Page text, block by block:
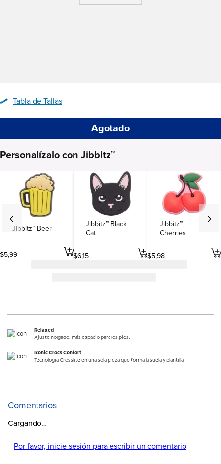
Tabla de Tallas
Agotado
Personalízalo con Jibbitz™
Jibbitz™ Beer
$5,99
Jibbitz™ Black
Cat
$6,15
Jibbitz™
Cherries
$5,98
Relaxed
Ajuste holgado, más espacio para los pies.
Iconic Crocs Confort
Tecnología Crosslite en una sola pieza que forma la suela y plantilla.
Comentarios
Cargando…
Por favor, inicie sesión para escribir un comentario